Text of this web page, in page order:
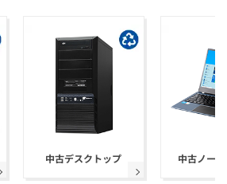
中古デスクトップ 中古ノー